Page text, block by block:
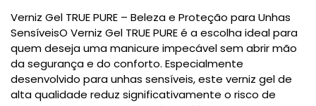
Verniz Gel TRUE PURE – Beleza e Proteção para Unhas
SensíveisO Verniz Gel TRUE PURE é a escolha ideal para
quem deseja uma manicure impecável sem abrir mão
da segurança e do conforto. Especialmente
desenvolvido para unhas sensíveis, este verniz gel de
alta qualidade reduz significativamente o risco de